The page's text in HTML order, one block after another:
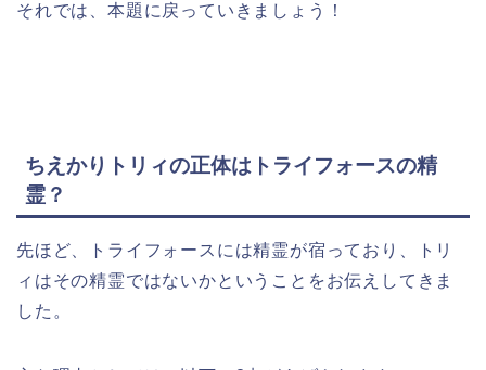
それでは、本題に戻っていきましょう！
ちえかりトリィの正体はトライフォースの精
霊？
先ほど、トライフォースには精霊が宿っており、トリ
ィはその精霊ではないかということをお伝えしてきま
した。